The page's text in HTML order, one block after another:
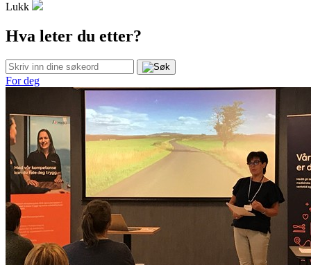
Lukk
Hva leter du etter?
For deg